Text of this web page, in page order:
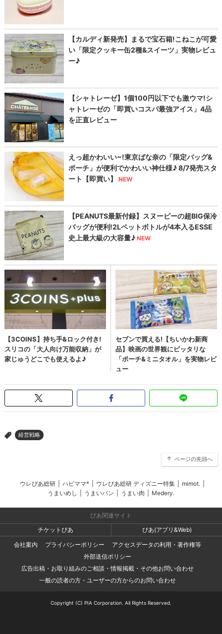
> 経営戦略
ページの先頭へ
ウレぴあ総研 ハピママ* ウレぴあ総研 ディズニー特集 mimot.
うまいめし
うまいパン うまい肉 Medery.
ぴあ関連サイト
チケットぴあ
ぴあ(アプリ&Web)
会社案内
プライバシーポリシー
アクセスデータの利用・著作権等
外部送信ポリシー
広告出稿・お取り組みのご相談・情報掲載・その他お問い合わせ
一般の読者の方・ユーザーの方からのお問い合わせ
Copyright (C) PIA Corporation. All Rights Reserved.